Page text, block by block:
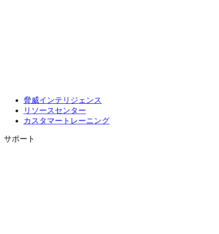
脅威インテリジェンス
リソースセンター
カスタマートレーニング
サポート